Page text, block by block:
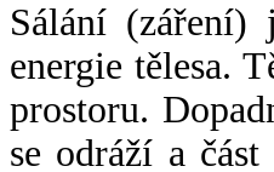
Sálání (záření)
energie tělesa.
prostoru.
se odráží a